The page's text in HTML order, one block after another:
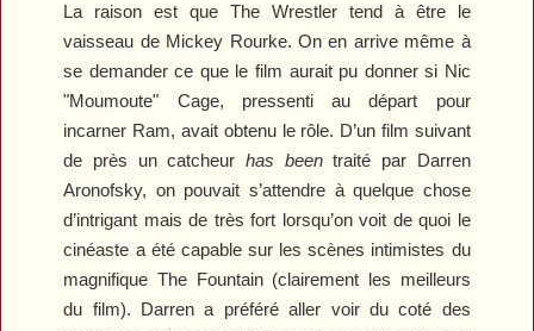
La raison est queThe Wrestlertend à être le
vaisseau de Mickey Rourke. On en arrive même à
se demander ce que le film aurait pu donner si Nic
"Moumoute" Cage, pressenti au départ pour
incarner Ram, avait obtenu le rôle. D’un film suivant
de près un catcheur has beentraité par Darren
Aronofsky, on pouvait s’attendre à quelque chose
d’intrigant mais de très fort lorsqu’on voit de quoi le
cinéaste a été capable sur les scènes intimistes du
magnifiqueThe Fountain(clairement les meilleurs
du film). Darren a préféré aller voir du coté des